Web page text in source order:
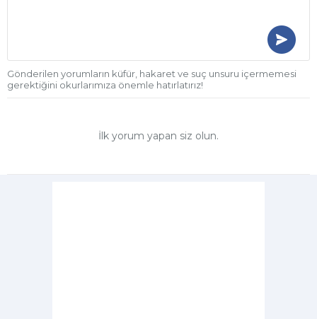
Gönderilen yorumların küfür, hakaret ve suç unsuru içermemesi
gerektiğini okurlarımıza önemle hatırlatırız!
İlk yorum yapan siz olun.